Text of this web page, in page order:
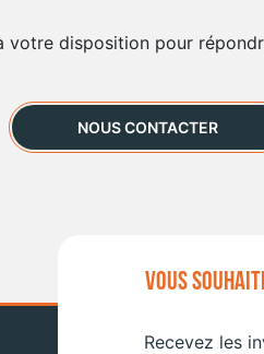
votre disposition pour
NOUS CONTACTER
VOUS
Recevez les